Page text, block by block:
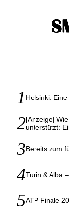
Helsinki:
[Anzeige]
unterstützt:
Bereits zum
Turin & Alba
ATP Finale